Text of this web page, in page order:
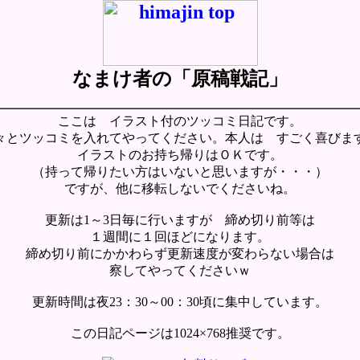
なまけ者の「原稿戦記」
ここは イラスト付のツッコミ日記です。
とツッコミを入れてやってください。本人は すごく喜びま
イラストのお持ち帰りはＯＫです。
（持って帰りたい方はいないと思いますが・・・）
ですが、他に移転しないでくださいね。
更新は1～3日毎に行いますが 締め切り前等は
１週間に１回ほどになります。
締め切り前にかかわらず更新速度が変わらない場合は
察してやってくださいｗ
更新時間は夜23：30～00：30頃に集中しています。
この日記ページは1024×768推奨です。